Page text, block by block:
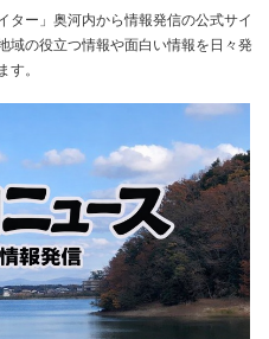
ター」奥河内から情報発信の公式サイ
域の役立つ情報や面白い情報を日々発
す。